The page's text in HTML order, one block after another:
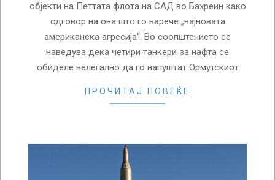
објекти на Петтата флота на САД во Бахреин како
одговор на она што го нарече „најновата
американска агресија“. Во соопштението се
наведува дека четири танкери за нафта се
обиделе нелегално да го напуштат Ормутскиот
ПРОЧИТАЈ ПОВЕЌЕ